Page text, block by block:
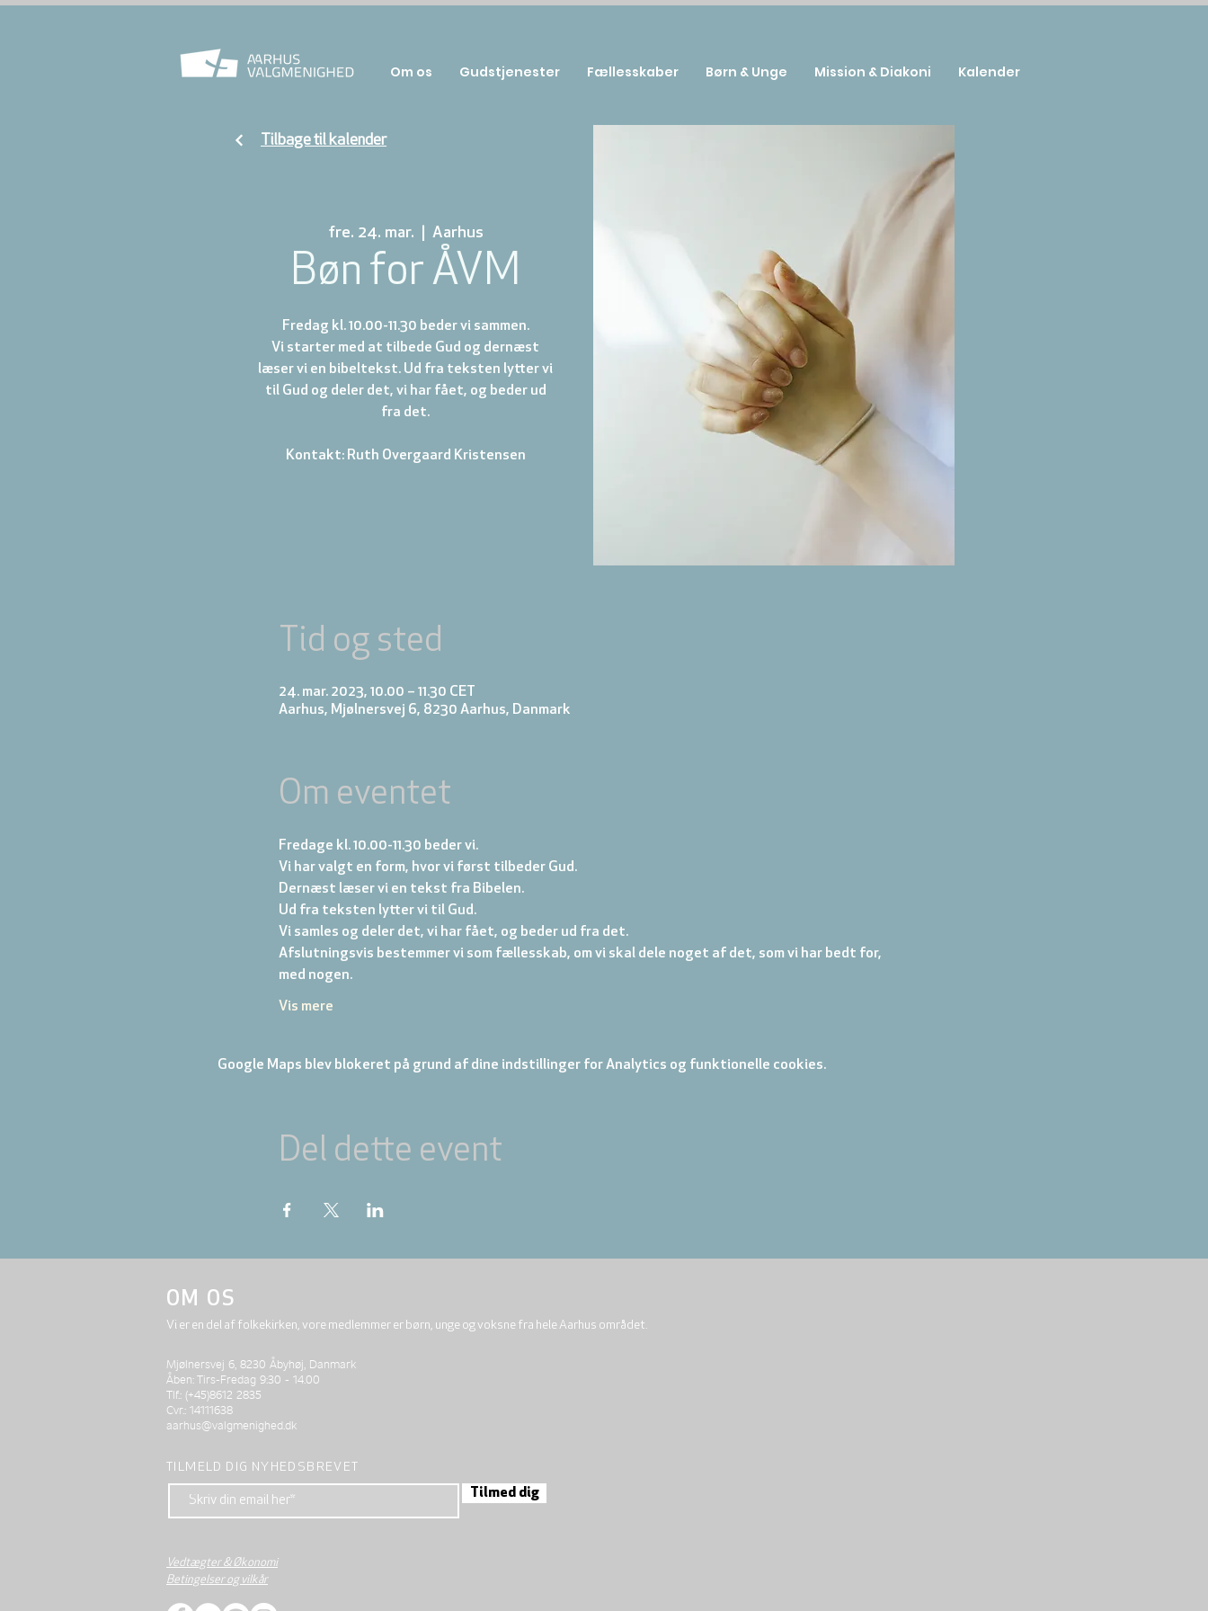
fre. 24. mar. Aarhus
Bøn for ÅVM
Fredag kl. 10.00-11.30 beder vi sammen.
Vi starter med at tilbede Gud og dernæst
læser vi en bibeltekst. Ud fra teksten lytter vi
til Gud og deler det, vi har fået, og beder ud
fra det.
Kontakt: Ruth Overgaard Kristensen
Tid og sted
24. mar. 2023, 10.00 – 11.30 CET
Aarhus, Mjølnersvej 6, 8230 Aarhus, Danmark
Om eventet
Fredage kl. 10.00-11.30 beder vi.
Vi har valgt en form, hvor vi først tilbeder Gud.
Dernæst læser vi en tekst fra Bibelen.
Ud fra teksten lytter vi til Gud.
Vi samles og deler det, vi har fået, og beder ud fra det.
Afslutningsvis bestemmer vi som fællesskab, om vi skal dele noget af det, som vi har bedt for,
med nogen.
Vis mere
Google Maps blev blokeret på grund af dine indstillinger for Analytics og funktionelle cookies.
Del dette event
Tilbage til kalender
Om os Gudstjenester Fællesskaber Børn & Unge Mission & Diakoni Kalender
OM OS
Vi er en del af folkekirken, vore medlemmer er børn, unge og voksne fra hele Aarhus området.
Mjølnersvej 6, 8230 Åbyhøj, Danmark
Åben: Tirs-Fredag 9:30 - 14.00
Tlf.: (+45)8612 2835
Cvr.: 14111638
aarhus@valgmenighed.dk
TILMELD DIG NYHEDSBREVET
Tilmed dig
Vedtægter & Økonomi
Betingelser og vilkår